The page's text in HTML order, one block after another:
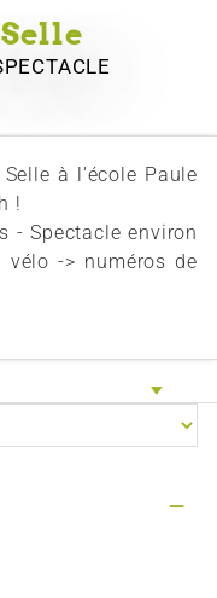
à l'école Paule
!
- Spectacle environ
-> numéros de
—